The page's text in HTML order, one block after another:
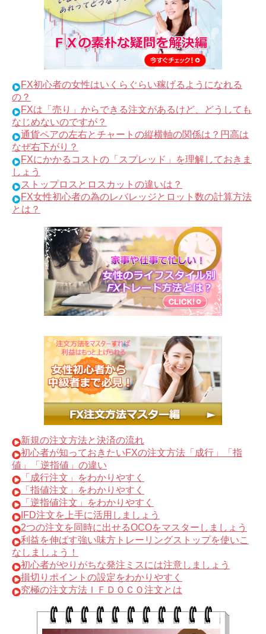
FX初心者の女性はいくらぐらい稼げるようになれる
の？
FXは「売り」からできる注文があるけど、どうしても
なじめないのですが？
通貨ペアの左右とチャートの縦横軸の関係は？円高は
なぜ右下がり？
FXにかかるコストの「スプレッド」を理解しておきま
しょう
ストップロスとロスカットの違いは？
FX女性初心者の為のレバレッジとロット数の計算方法
とは？
新規の注文方法と決済の流れ
初心者が知っておきたいFXの注文方法「成行」「指
値」「逆指値」の違い
「成行注文」をわかりやすく
「指値注文」をわかりやすく
「逆指値注文」をわかりやすく
IFD注文を上手に活用しましょう
2つの注文を同時に出せるOCOをマスターしましょう
利益を伸ばす強い味方トレーリングストップを使いこ
なしましょう！
初心者がやりがちな発注ミスには注意しましょう
損切りポイントの設定をわかりやすく
究極の注文方法ＩＦＤＯＣＯ注文とは